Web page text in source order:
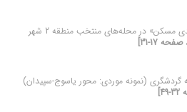
ارزیابی تطبیقی «شرایط کالبدی مسکن» در محله‌های منتخب منطقه 2 شهر
گردشگری (نمونه موردی: محور یاسوج-سپیدان)